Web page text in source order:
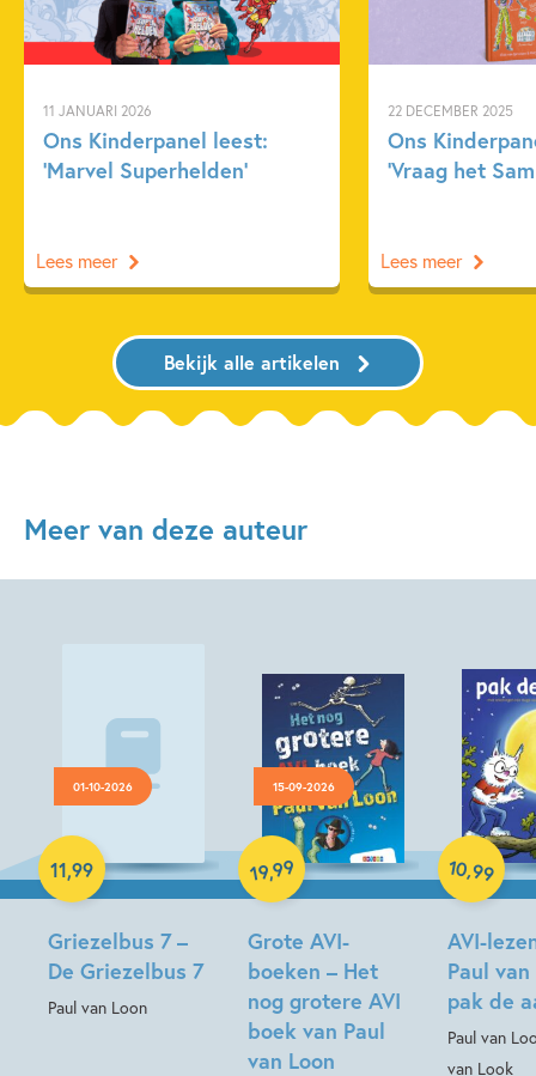
11 JANUARI 2026
Ons Kinderpanel leest:
‘Marvel Superhelden’
Lees meer
22 DECEMBER 2025
Ons
‘Vraag het
Lees meer
Bekijk alle artikelen
Meer van deze auteur
01-10-2026
Griezelbus 7 –
De Griezelbus 7
Paul van Loon
11,99
Luisterboek
15-09-2026
Grote AVI-
boeken – Het
nog grotere AVI
boek van Paul
van Loon
19,99
Hardcover
AVI-
Paul
pak de
Paul van
van Look
10,99
Hardcover